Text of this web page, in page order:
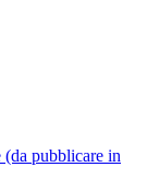
(da pubblicare in